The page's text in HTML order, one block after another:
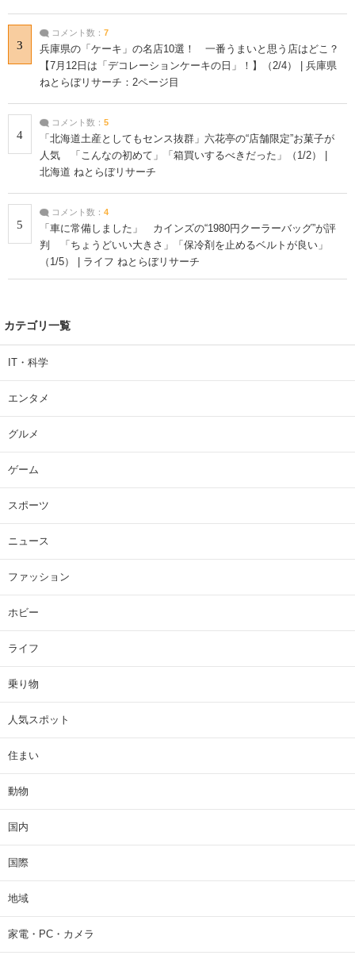
3
コメント数： 7
兵庫県の「ケーキ」の名店10選！ 一番うまいと思う店はどこ？
【7月12日は「デコレーションケーキの日」！】（2/4） | 兵庫県
ねとらぼリサーチ：2ページ目
4
コメント数： 5
「北海道土産としてもセンス抜群」六花亭の“店舗限定”お菓子が
人気 「こんなの初めて」「箱買いするべきだった」（1/2） |
北海道 ねとらぼリサーチ
5
コメント数： 4
「車に常備しました」 カインズの“1980円クーラーバッグ”が評
判 「ちょうどいい大きさ」「保冷剤を止めるベルトが良い」
（1/5） | ライフ ねとらぼリサーチ
カテゴリ一覧
IT・科学
エンタメ
グルメ
ゲーム
スポーツ
ニュース
ファッション
ホビー
ライフ
乗り物
人気スポット
住まい
動物
国内
国際
地域
家電・PC・カメラ